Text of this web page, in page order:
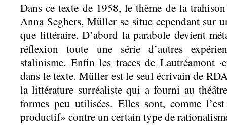
Dans ce texte de 1958, le thème de la
Anna Seghers, Müller se situe cependant sur
que littéraire. D’abord la parabole devient
réflexion toute une série d’autres
stalinisme. Enfin les traces de Lautréamont
dans le texte. Müller est le seul écrivain de
la littérature surréaliste qui a fourni au
formes peu utilisées. Elles sont, comme
productif» contre un certain type de